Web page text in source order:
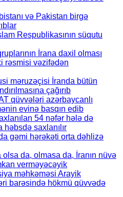
və Pakistan birgə
Respublikasının süqutu
İrana daxil olması
rəsmisi vəzifədən
məruzəçisi İranda bütün
çağırıb
qüvvələri azərbaycanlı
evinə basqın edib
54 nəfər hələ də
saxlanılır
gəmi hərəkəti orta dəhlizə
olsa da, olmasa da, İranın nüvə
verməyəcəyik
məhkəməsi Arayik
barəsində hökmü qüvvədə